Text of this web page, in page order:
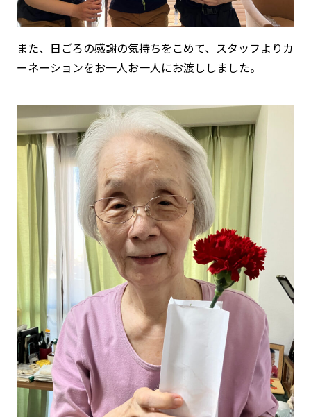
また、日ごろの感謝の気持ちをこめて、スタッフよりカ
ーネーションをお一人お一人にお渡ししました。